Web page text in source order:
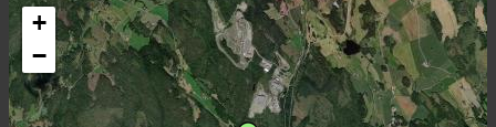
+
−